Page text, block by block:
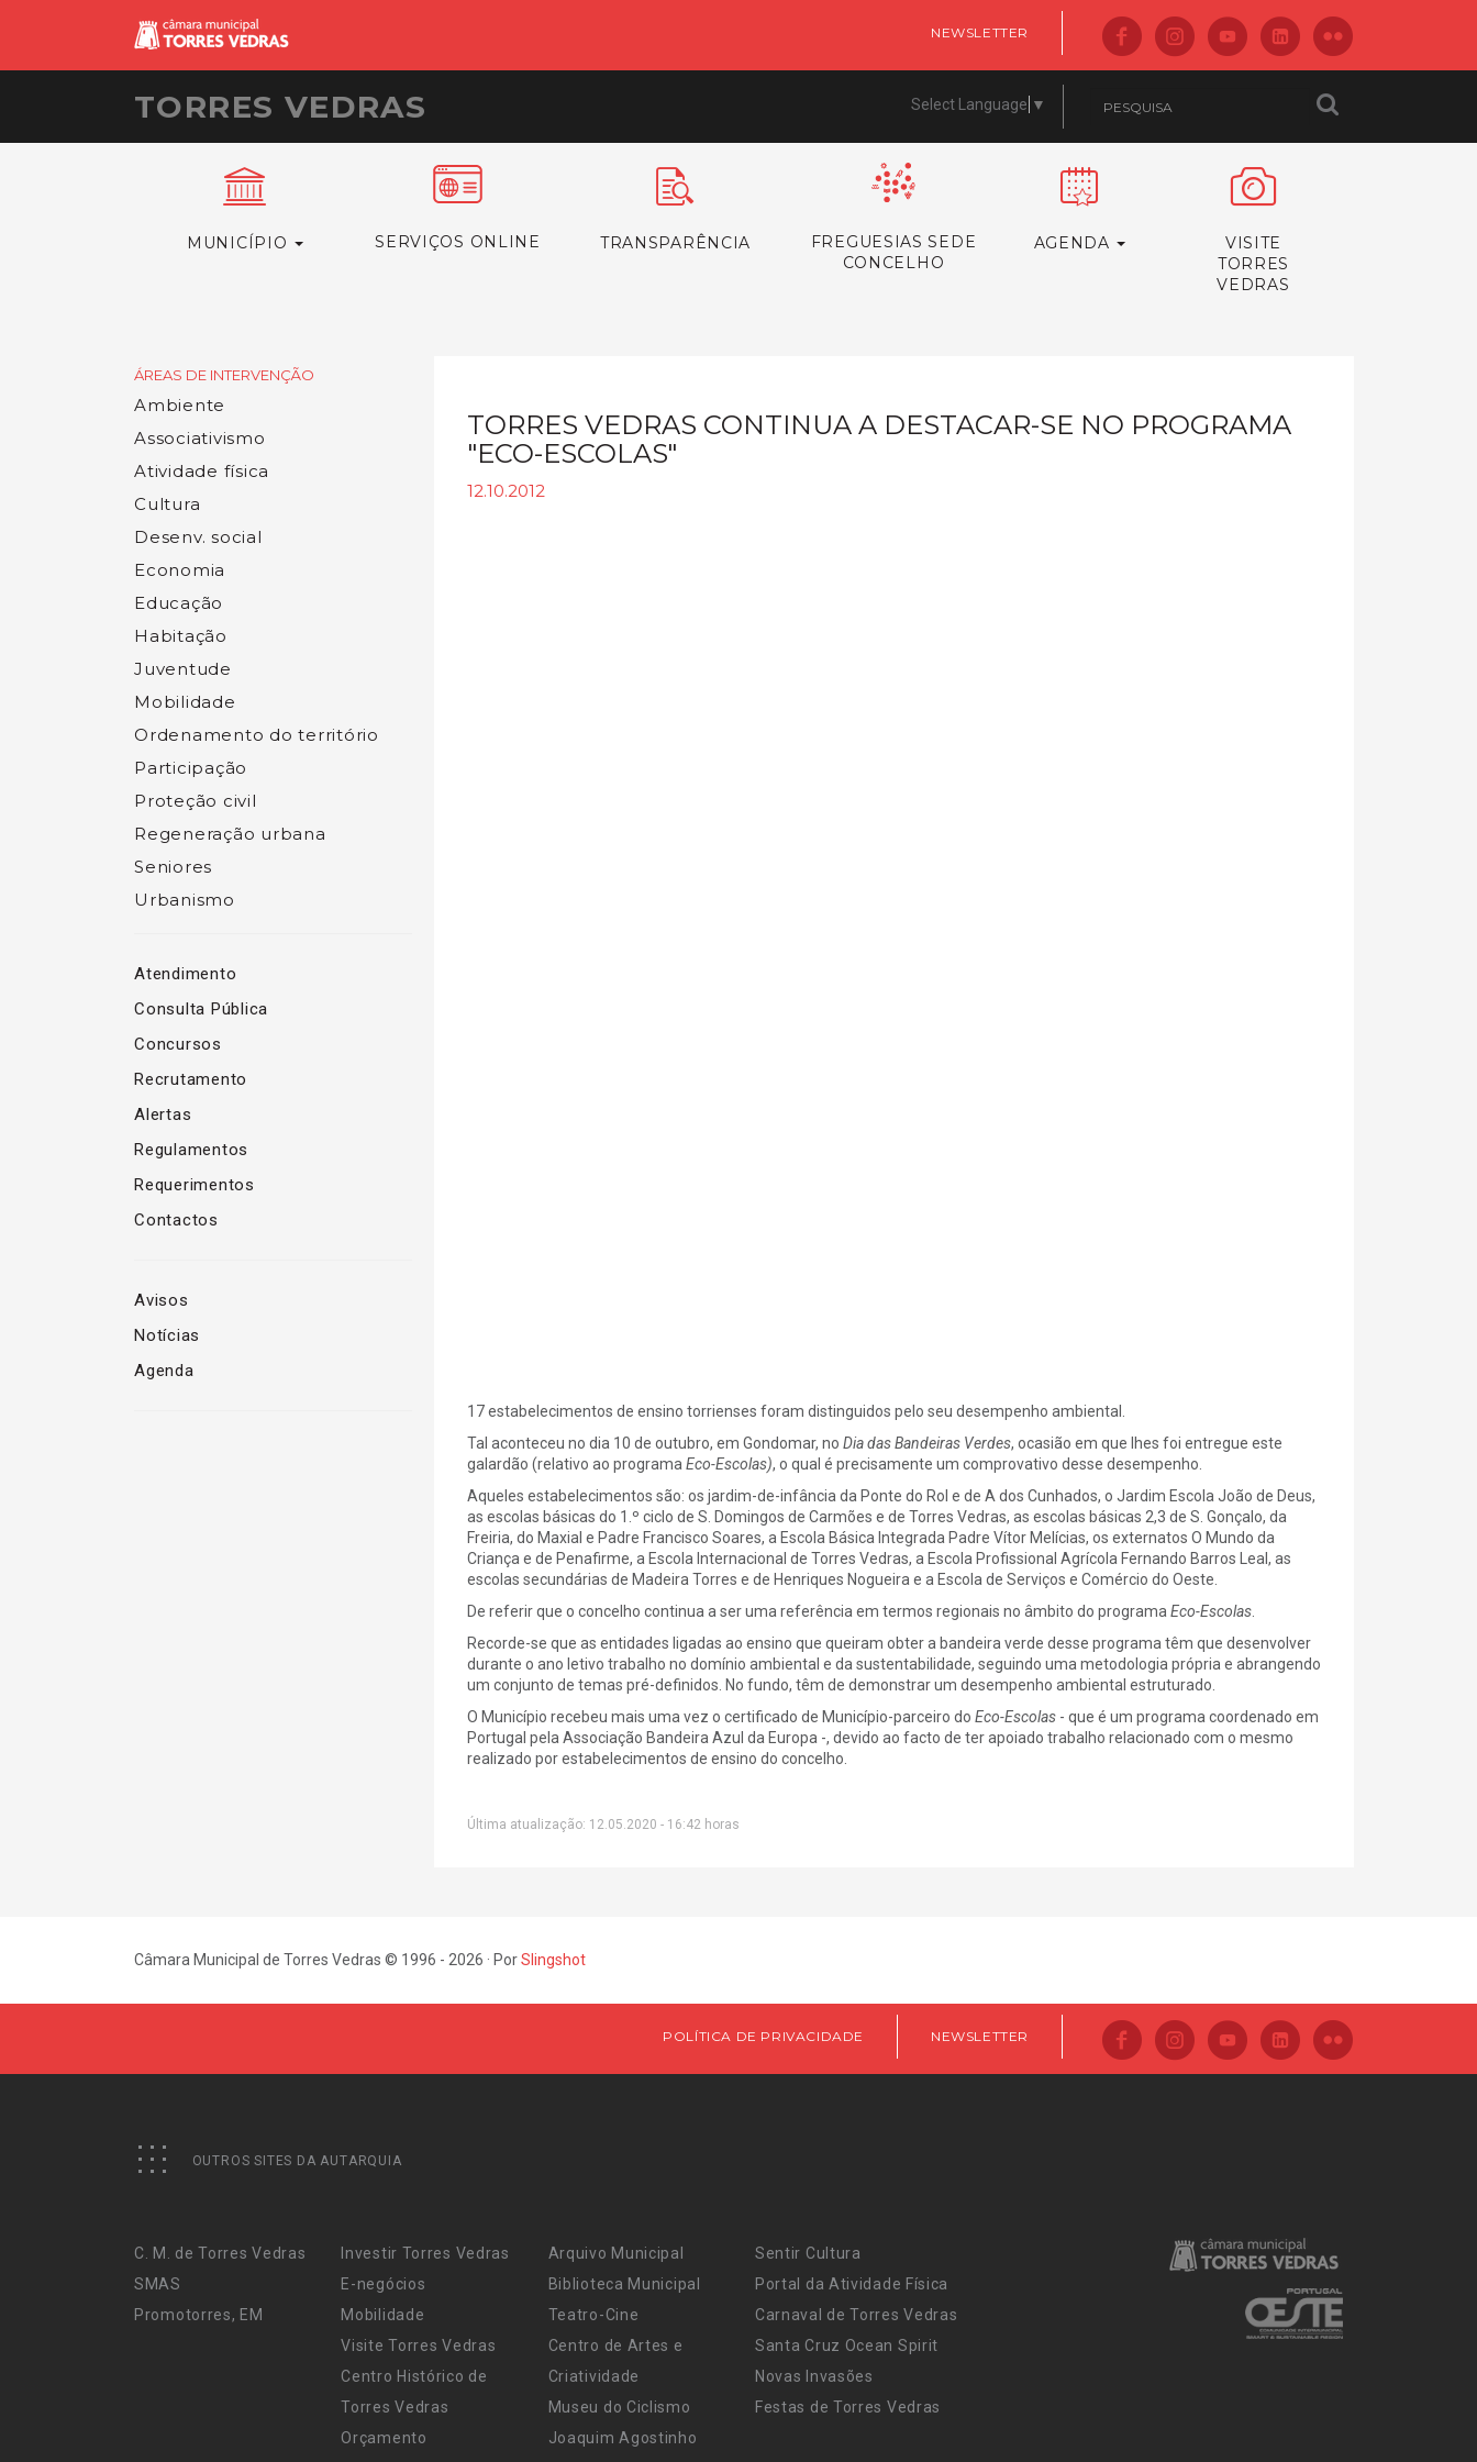
NEWSLETTER
TORRES VEDRAS Select Language ▼
MUNICÍPIO SERVIÇOS ONLINE TRANSPARÊNCIA
FREGUESIAS SEDE
CONCELHO
AGENDA
VISITE
TORRES
VEDRAS
ÁREAS DE INTERVENÇÃO
Ambiente
Associativismo
Atividade física
Cultura
Desenv. social
Economia
Educação
Habitação
Juventude
Mobilidade
Ordenamento do território
Participação
Proteção civil
Regeneração urbana
Seniores
Urbanismo
Atendimento
Consulta Pública
Concursos
Recrutamento
Alertas
Regulamentos
Requerimentos
Contactos
Avisos
Notícias
Agenda
TORRES VEDRAS CONTINUA A DESTACAR-SE NO PROGRAMA
"ECO-ESCOLAS"
12.10.2012
17 estabelecimentos de ensino torrienses foram distinguidos pelo seu desempenho ambiental.
Tal aconteceu no dia 10 de outubro, em Gondomar, no Dia das Bandeiras Verdes, ocasião em que lhes foi entregue este
galardão (relativo ao programa Eco-Escolas), o qual é precisamente um comprovativo desse desempenho.
Aqueles estabelecimentos são: os jardim-de-infância da Ponte do Rol e de A dos Cunhados, o Jardim Escola João de Deus,
as escolas básicas do 1.º ciclo de S. Domingos de Carmões e de Torres Vedras, as escolas básicas 2,3 de S. Gonçalo, da
Freiria, do Maxial e Padre Francisco Soares, a Escola Básica Integrada Padre Vítor Melícias, os externatos O Mundo da
Criança e de Penafirme, a Escola Internacional de Torres Vedras, a Escola Profissional Agrícola Fernando Barros Leal, as
escolas secundárias de Madeira Torres e de Henriques Nogueira e a Escola de Serviços e Comércio do Oeste.
De referir que o concelho continua a ser uma referência em termos regionais no âmbito do programa Eco-Escolas.
Recorde-se que as entidades ligadas ao ensino que queiram obter a bandeira verde desse programa têm que desenvolver
durante o ano letivo trabalho no domínio ambiental e da sustentabilidade, seguindo uma metodologia própria e abrangendo
um conjunto de temas pré-definidos. No fundo, têm de demonstrar um desempenho ambiental estruturado.
O Município recebeu mais uma vez o certificado de Município-parceiro do Eco-Escolas- que é um programa coordenado em
Portugal pela Associação Bandeira Azul da Europa -, devido ao facto de ter apoiado trabalho relacionado com o mesmo
realizado por estabelecimentos de ensino do concelho.
Última atualização: 12.05.2020 - 16:42 horas
Câmara Municipal de Torres Vedras © 1996 - 2026 · PorSlingshot
POLÍTICA DE PRIVACIDADE NEWSLETTER
OUTROS SITES DA AUTARQUIA
C. M. de Torres Vedras
SMAS
Promotorres, EM
Investir Torres Vedras
E-negócios
Mobilidade
Visite Torres Vedras
Centro Histórico de
Torres Vedras
Orçamento
Arquivo Municipal
Biblioteca Municipal
Teatro-Cine
Centro de Artes e
Criatividade
Museu do Ciclismo
Joaquim Agostinho
Sentir Cultura
Portal da Atividade Física
Carnaval de Torres Vedras
Santa Cruz Ocean Spirit
Novas Invasões
Festas de Torres Vedras